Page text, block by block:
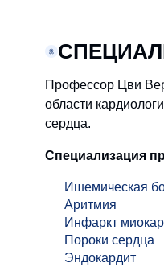
Профессор Цви
области
сердца.
Специализация
Ишемическая
Аритмия
Инфаркт
Пороки сердца
Эндокардит